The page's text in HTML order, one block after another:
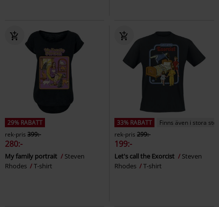
29% RABATT
rek-pris 399:-
280:-
My family portrait
Steven
Rhodes
T-shirt
33% RABATT
Finns även i stora
rek-pris 299:-
199:-
Let's call the Exorcist
Steven
Rhodes
T-shirt